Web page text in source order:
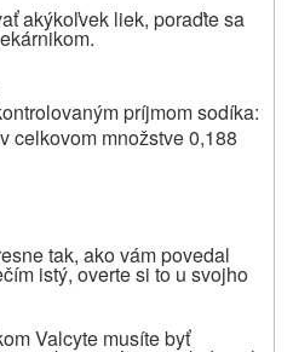
akýkoľvek liek, poraďte sa
príjmom sodíka:
celkovom množstve 0,188
tak, ako vám povedal
istý, overte si to u svojho
Valcyte musíte byť